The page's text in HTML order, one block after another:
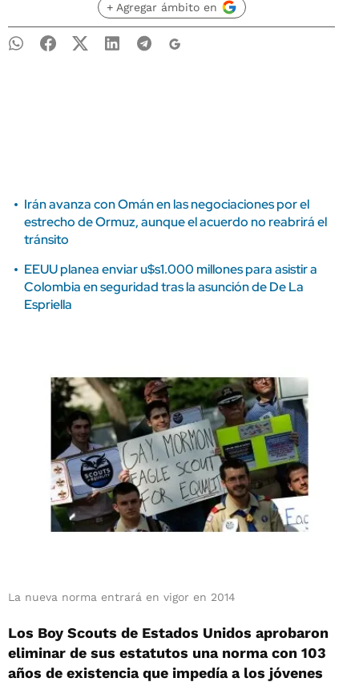
+ Agregar ámbito en
Irán avanza con Omán en las negociaciones por el
estrecho de Ormuz, aunque el acuerdo no reabrirá el
tránsito
EEUU planea enviar u$s1.000 millones para asistir a
Colombia en seguridad tras la asunción de De La
Espriella
La nueva norma entrará en vigor en 2014
Los Boy Scouts de Estados Unidos aprobaron
eliminar de sus estatutos una norma con 103
años de existencia que impedía a los jóvenes